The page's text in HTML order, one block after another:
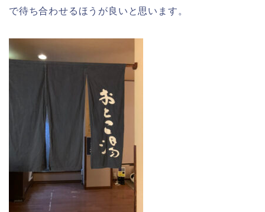
で待ち合わせるほうが良いと思います。